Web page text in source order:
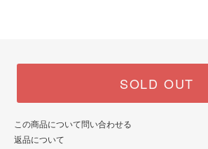
SOLD OUT
この商品について問い合わせる
返品について